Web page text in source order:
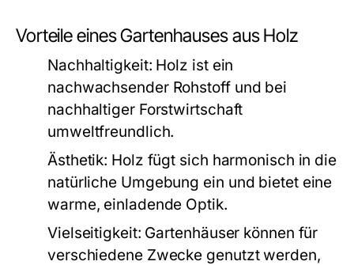
Vorteile eines Gartenhauses aus Holz
Nachhaltigkeit: Holz ist ein
nachwachsender Rohstoff und bei
nachhaltiger Forstwirtschaft
umweltfreundlich.
Ästhetik: Holz fügt sich harmonisch in die
natürliche Umgebung ein und bietet eine
warme, einladende Optik.
Vielseitigkeit: Gartenhäuser können für
verschiedene Zwecke genutzt werden,